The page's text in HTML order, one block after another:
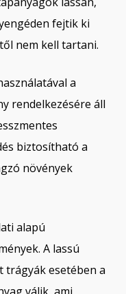
fejtik ki
nem kell tartani.
a
rendelkezésére áll
biztosítható a
növények
alapú
A lassú
trágyák esetében a